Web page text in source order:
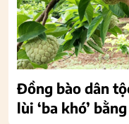
Đồng bào dân
lùi ‘ba khó’